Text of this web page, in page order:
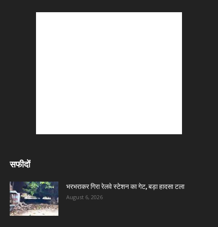
सफीदों
भरभराकर गिरा रेलवे स्टेशन का गेट, बड़ा हादसा टला
August 6, 2026